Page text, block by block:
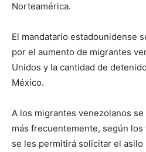
Norteamérica.
El mandatario estadounidense
por el aumento de migrantes
Unidos y la cantidad de
México.
A los migrantes venezolanos
más frecuentemente, según
se les permitirá solicitar el asilo